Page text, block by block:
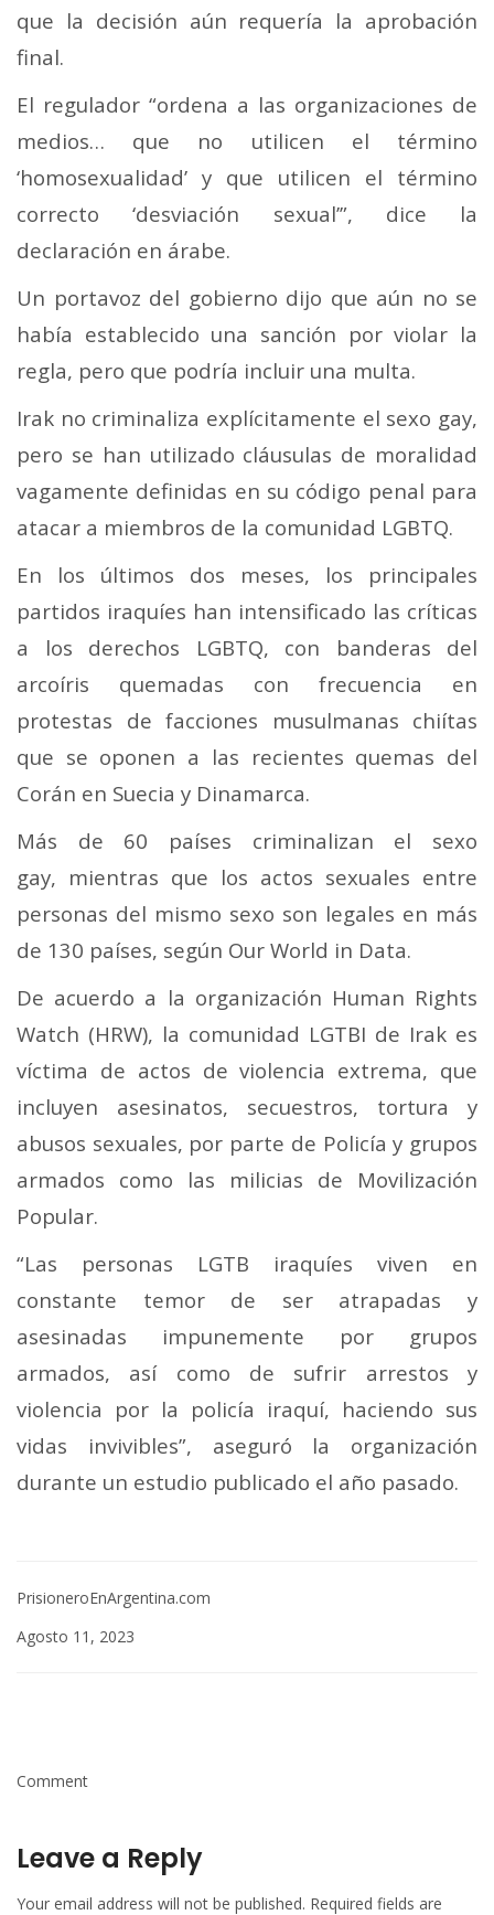
que la decisión aún requería la aprobación
final.
El regulador “ordena a las organizaciones de
medios… que no utilicen el término
‘homosexualidad’ y que utilicen el término
correcto ‘desviación sexual’”, dice la
declaración en árabe.
Un portavoz del gobierno dijo que aún no se
había establecido una sanción por violar la
regla, pero que podría incluir una multa.
Irak no criminaliza explícitamente el sexo gay,
pero se han utilizado cláusulas de moralidad
vagamente definidas en su código penal para
atacar a miembros de la comunidad LGBTQ.
En los últimos dos meses, los principales
partidos iraquíes han intensificado las críticas
a los derechos LGBTQ, con banderas del
arcoíris quemadas con frecuencia en
protestas de facciones musulmanas chiítas
que se oponen a las recientes quemas del
Corán en Suecia y Dinamarca.
Más de 60 países criminalizan el sexo
gay, mientras que los actos sexuales entre
personas del mismo sexo son legales en más
de 130 países, según Our World in Data.
De acuerdo a la organización Human Rights
Watch (HRW), la comunidad LGTBI de Irak es
víctima de actos de violencia extrema, que
incluyen asesinatos, secuestros, tortura y
abusos sexuales, por parte de Policía y grupos
armados como las milicias de Movilización
Popular.
“Las personas LGTB iraquíes viven en
constante temor de ser atrapadas y
asesinadas impunemente por grupos
armados, así como de sufrir arrestos y
violencia por la policía iraquí, haciendo sus
vidas invivibles”, aseguró la organización
durante un estudio publicado el año pasado.
PrisioneroEnArgentina.com
Agosto 11, 2023
Comment
Leave a Reply
Your email address will not be published. Required fields are